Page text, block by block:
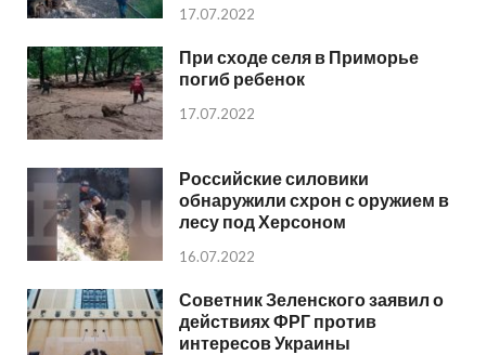
17.07.2022
При сходе селя в Приморье
погиб ребенок
17.07.2022
Российские силовики
обнаружили схрон с оружием в
лесу под Херсоном
16.07.2022
Советник Зеленского заявил о
действиях ФРГ против
интересов Украины